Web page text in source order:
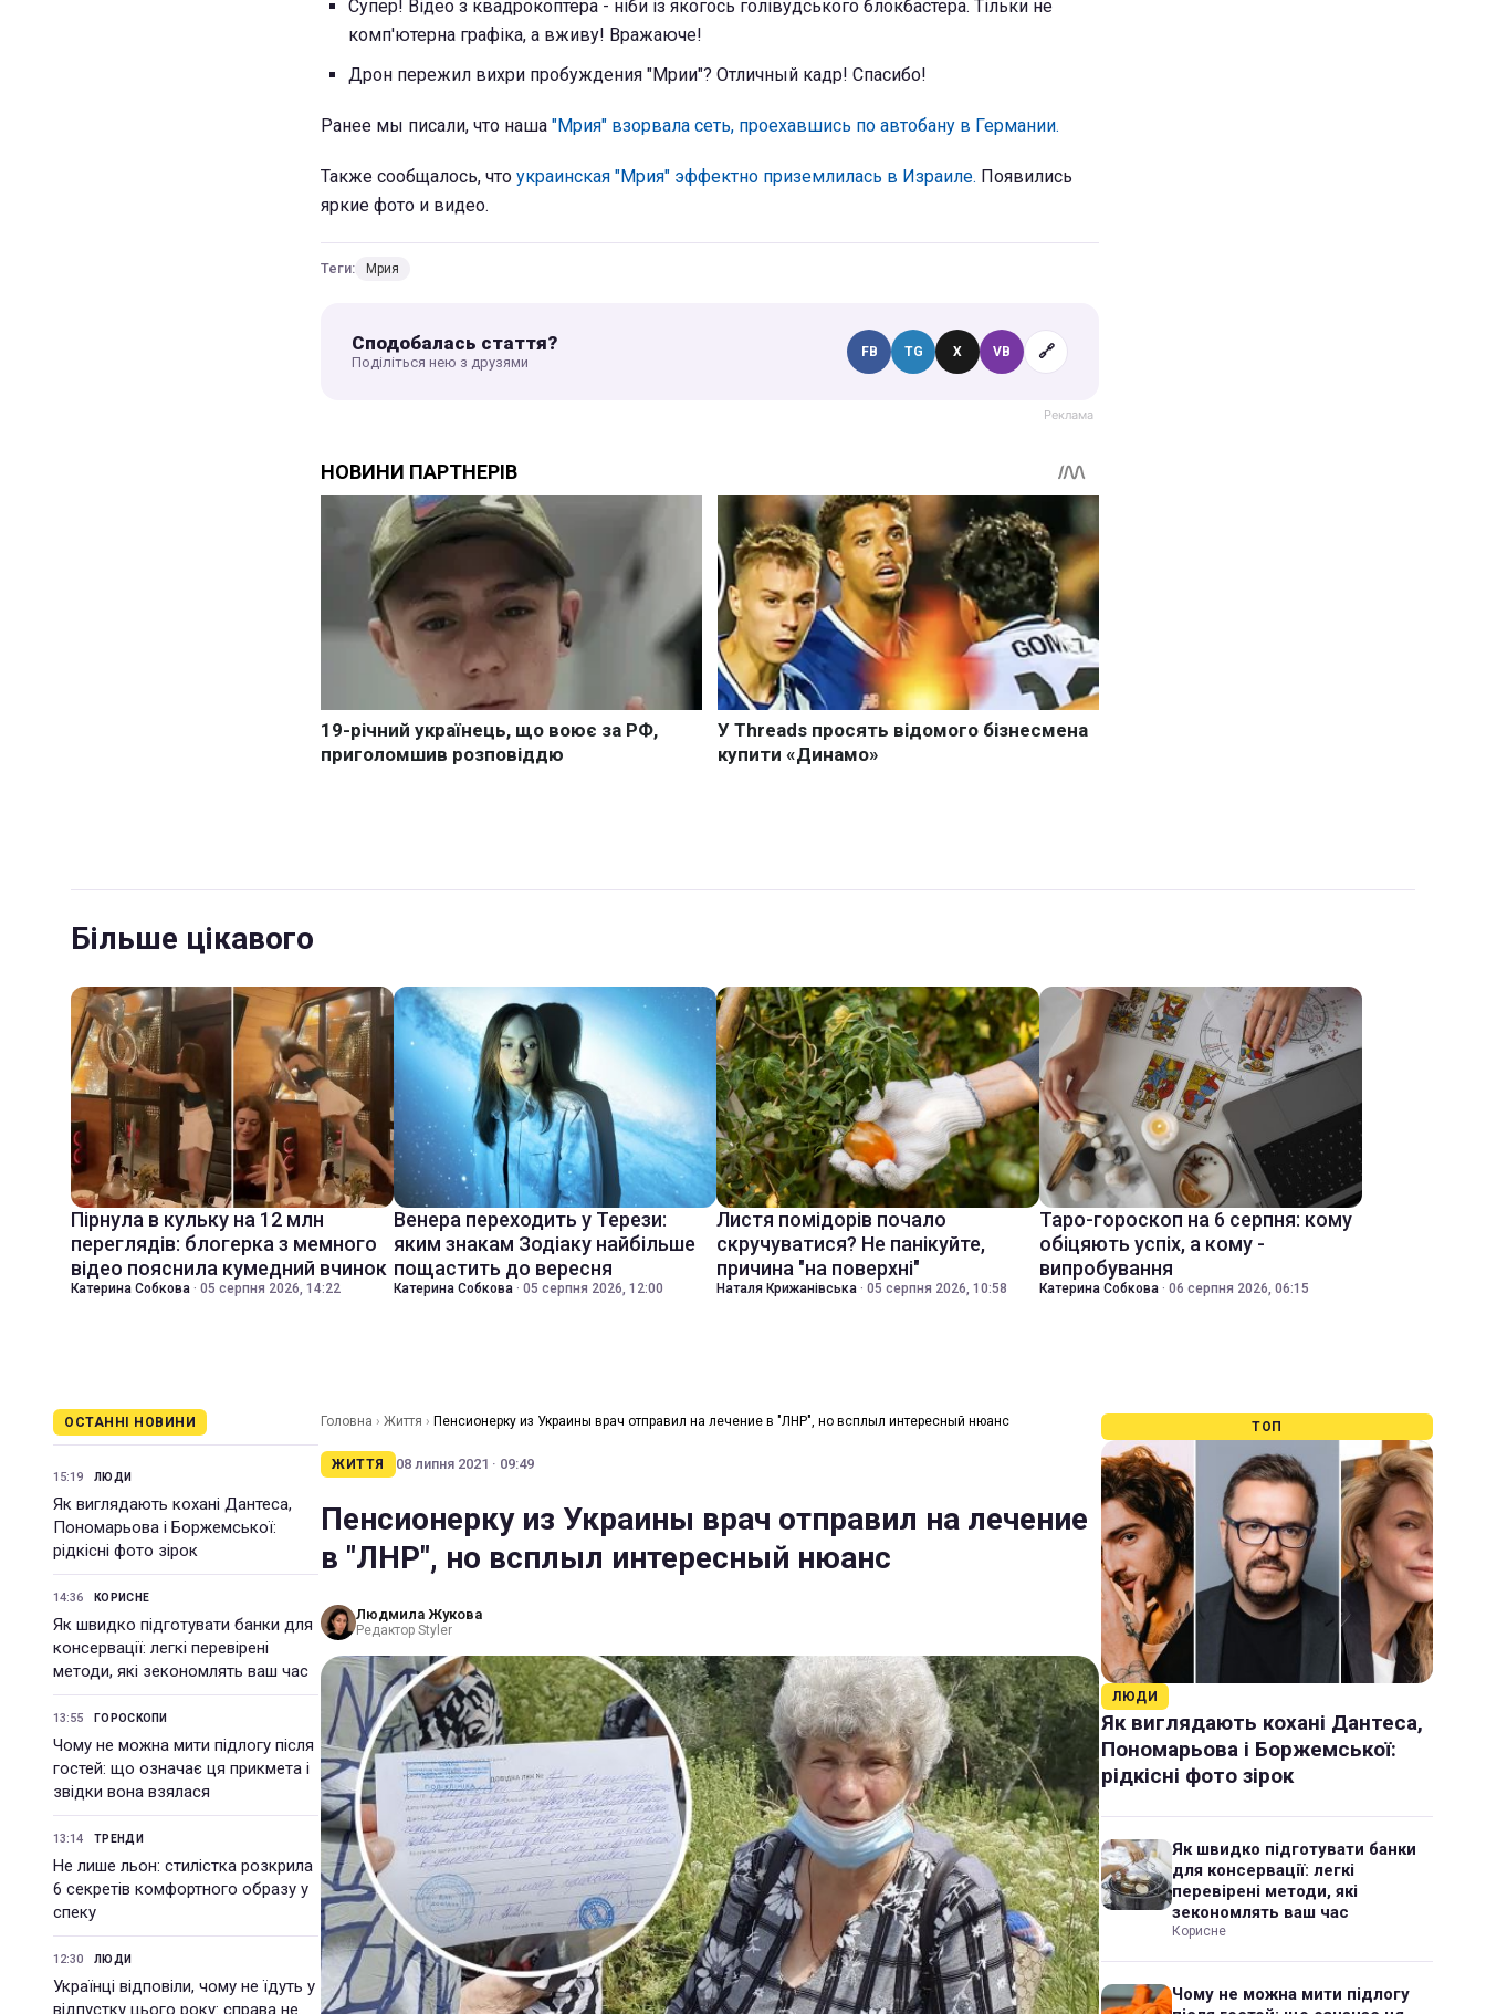
Супер! Відео з квадрокоптера - ніби із якогось голівудського блокбастера. Тільки не
комп'ютерна графіка, а вживу! Вражаюче!
Дрон пережил вихри пробуждения "Мрии"? Отличный кадр! Спасибо!
Ранее мы писали, что наша "Мрия" взорвала сеть, проехавшись по автобану в Германии.
Также сообщалось, что украинская "Мрия" эффектно приземлилась в Израиле. Появились
яркие фото и видео.
Теги: Мрия
Сподобалась стаття?
Поділіться нею з друзями
FB TG X VB 🔗
Більше цікавого
Пірнула в кульку на 12 млн
переглядів: блогерка з мемного
відео пояснила кумедний вчинок
Катерина Собкова · 05 серпня 2026, 14:22
Венера переходить у Терези:
яким знакам Зодіаку найбільше
пощастить до вересня
Катерина Собкова · 05 серпня 2026, 12:00
Листя помідорів почало
скручуватися? Не панікуйте,
причина "на поверхні"
Наталя Крижанівська · 05 серпня 2026, 10:58
Таро-гороскоп на 6 серпня: кому
обіцяють успіх, а кому -
випробування
Катерина Собкова · 06 серпня 2026, 06:15
ОСТАННІ НОВИНИ
15:19 ЛЮДИ
Як виглядають кохані Дантеса,
Пономарьова і Боржемської:
рідкісні фото зірок
14:36 КОРИСНЕ
Як швидко підготувати банки для
консервації: легкі перевірені
методи, які зекономлять ваш час
13:55 ГОРОСКОПИ
Чому не можна мити підлогу після
гостей: що означає ця прикмета і
звідки вона взялася
13:14 ТРЕНДИ
Не лише льон: стилістка розкрила
6 секретів комфортного образу у
спеку
12:30 ЛЮДИ
Українці відповіли, чому не їдуть у
відпустку цього року: справа не
Головна › Життя › Пенсионерку из Украины врач отправил на лечение в "ЛНР", но всплыл интересный нюанс
ЖИТТЯ 08 липня 2021 · 09:49
Пенсионерку из Украины врач отправил на лечение
в "ЛНР", но всплыл интересный нюанс
Людмила Жукова
Редактор Styler
ТОП
ЛЮДИ
Як виглядають кохані Дантеса,
Пономарьова і Боржемської:
рідкісні фото зірок
Як швидко підготувати банки
для консервації: легкі
перевірені методи, які
зекономлять ваш час
Корисне
Чому не можна мити підлогу